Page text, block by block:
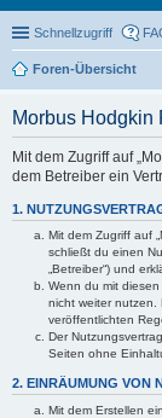
Schnellzugriff
Foren-Übersicht
Morbus Hodgkin
Mit dem Zugriff auf
dem Betreiber ein
1.
Mit dem Zugriff auf
schließt du einen
„Betreiber“) und
Wenn du mit
nicht weiter nutzen.
veröffentlichten
Der
Seiten ohne
2. EINRÄUMUNG VON
Mit dem Erstellen